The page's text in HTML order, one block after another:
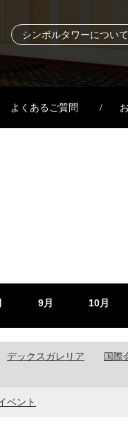
シンボルタワーについて
よくあるご質問
9月 10月
デックスガレリア
国際
ベント